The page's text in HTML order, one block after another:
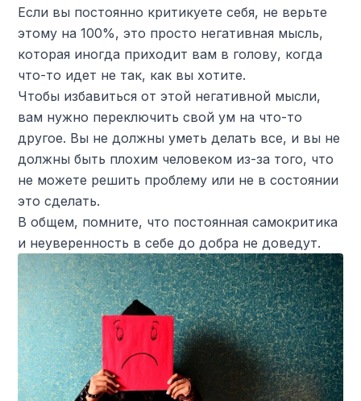
Если вы постоянно критикуете себя, не верьте
этому на 100%, это просто негативная мысль,
которая иногда приходит вам в голову, когда
что-то идет не так, как вы хотите.
Чтобы избавиться от этой негативной мысли,
вам нужно переключить свой ум на что-то
другое. Вы не должны уметь делать все, и вы не
должны быть плохим человеком из-за того, что
не можете решить проблему или не в состоянии
это сделать.
В общем, помните, что постоянная самокритика
и неуверенность в себе до добра не доведут.